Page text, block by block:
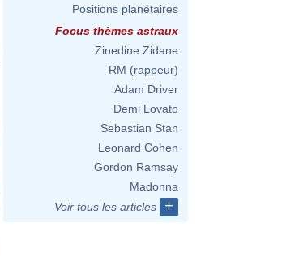
Positions planétaires
Focus thèmes astraux
Zinedine Zidane
RM (rappeur)
Adam Driver
Demi Lovato
Sebastian Stan
Leonard Cohen
Gordon Ramsay
Madonna
Voir tous les articles
+